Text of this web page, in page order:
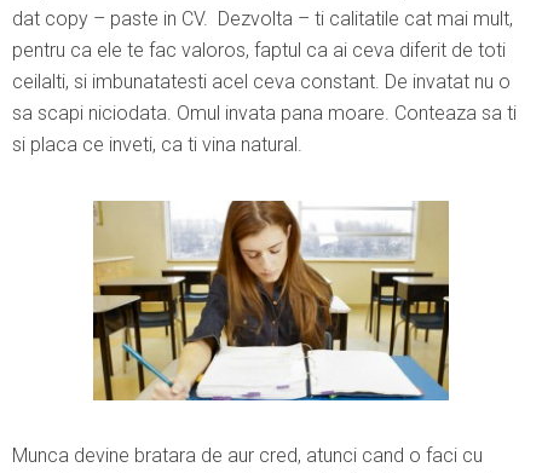
dat copy – paste in CV. Dezvolta – ti calitatile cat mai mult,
pentru ca ele te fac valoros, faptul ca ai ceva diferit de toti
ceilalti, si imbunatatesti acel ceva constant. De invatat nu o
sa scapi niciodata. Omul invata pana moare. Conteaza sa ti
si placa ce inveti, ca ti vina natural.
Munca devine bratara de aur cred, atunci cand o faci cu